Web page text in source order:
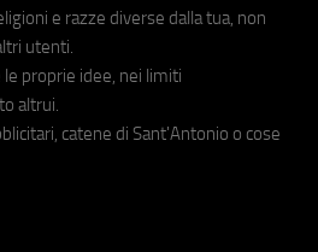
e razze diverse dalla tua, non
utenti.
proprie idee, nei limiti
altrui.
catene di Sant'Antonio o cose